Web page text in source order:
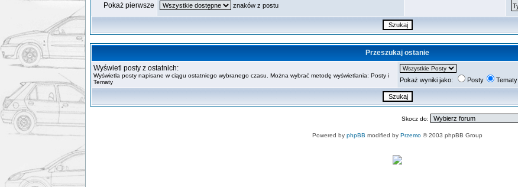
Pokaż pierwsze znaków z postu
Przeszukaj ostanie
Wyświetl posty z ostatnich:
Wyświetla posty napisane w ciągu ostatniego wybranego czasu. Można wybrać metodę wyświetlania: Posty i
Tematy
Pokaż wyniki jako: Posty Tematy
Skocz do:
Powered by phpBB modified by Przemo © 2003 phpBB Group